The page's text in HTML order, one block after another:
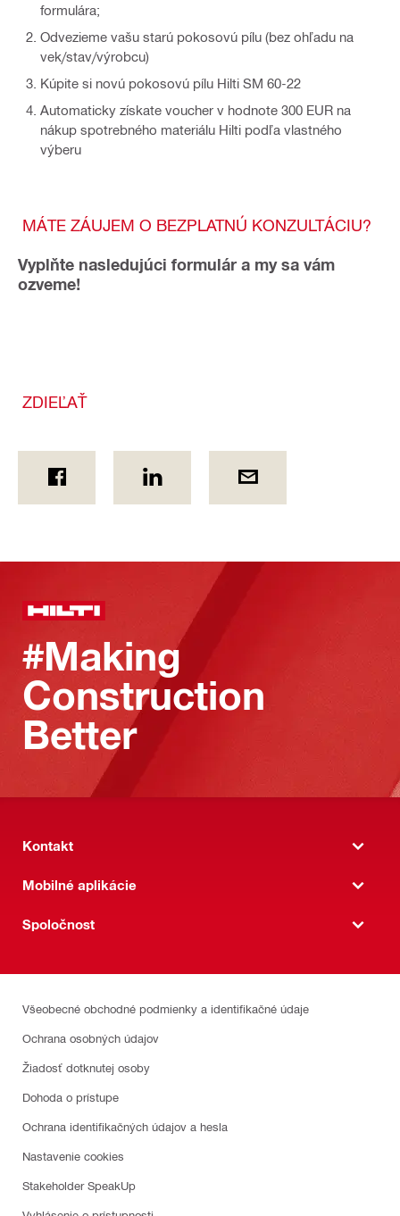
formulára;
Odvezieme vašu starú pokosovú pílu (bez ohľadu na
vek/stav/výrobcu)
Kúpite si novú pokosovú pílu Hilti SM 60-22
Automaticky získate voucher v hodnote 300 EUR na
nákup spotrebného materiálu Hilti podľa vlastného
výberu
MÁTE ZÁUJEM O BEZPLATNÚ KONZULTÁCIU?
Vyplňte nasledujúci formulár a my sa vám
ozveme!
ZDIEĽAŤ
#Making
Construction
Better
Kontakt
Mobilné aplikácie
Spoločnost
Všeobecné obchodné podmienky a identifikačné údaje
Ochrana osobných údajov
Žiadosť dotknutej osoby
Dohoda o prístupe
Ochrana identifikačných údajov a hesla
Nastavenie cookies
Stakeholder SpeakUp